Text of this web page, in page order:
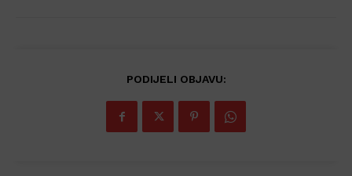
PODIJELI OBJAVU: